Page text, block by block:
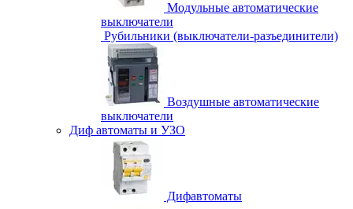
Модульные автоматические
выключатели
Рубильники (выключатели-разъединители)
Воздушные автоматические
выключатели
Диф автоматы и УЗО
Дифавтоматы